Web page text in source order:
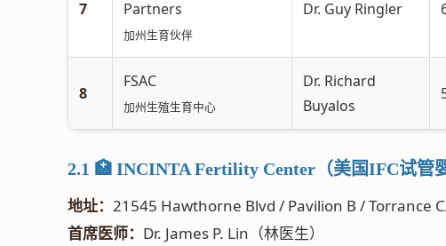
7
Partners
加州生育伙伴
Dr. Guy Ringler
8
FSAC
加州生殖生育中心
Dr. Richard
Buyalos
2.1 🏥 INCINTA Fertility Center（美国IFC试管
地址： 21545 Hawthorne Blvd / Pavilion B / Torrance
首席医师： Dr. James P. Lin（林医生）